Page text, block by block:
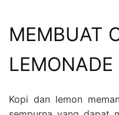
MEMBUAT
LEMONADE
Kopi dan lemon